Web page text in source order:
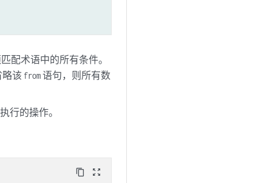
配术语中的所有条件。
该 from语句，则所有数
行的操作。
content_copy zoom_out_map